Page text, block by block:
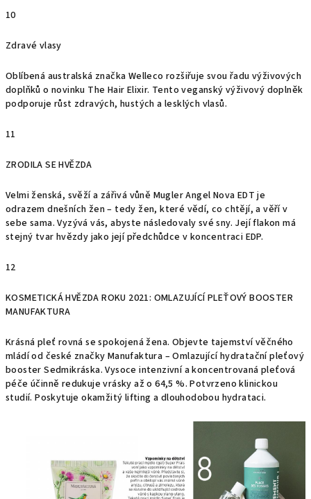
10
Zdravé vlasy
Oblíbená australská značka Welleco rozšiřuje svou řadu výživových
doplňků o novinku The Hair Elixir. Tento veganský výživový doplněk
podporuje růst zdravých, hustých a lesklých vlasů.
11
ZRODILA SE HVĚZDA
Velmi ženská, svěží a zářivá vůně Mugler Angel Nova EDT je
odrazem dnešních žen – tedy žen, které vědí, co chtějí, a věří v
sebe sama. Vyzývá vás, abyste následovaly své sny. Její flakon má
stejný tvar hvězdy jako její předchůdce v koncentraci EDP.
12
KOSMETICKÁ HVĚZDA ROKU 2021: OMLAZUJÍCÍ PLEŤOVÝ BOOSTER
MANUFAKTURA
Krásná pleť rovná se spokojená žena. Objevte tajemství věčného
mládí od české značky Manufaktura – Omlazující hydratační pleťový
booster Sedmikráska. Vysoce intenzivní a koncentrovaná pleťová
péče účinně redukuje vrásky až o 64,5 %. Potvrzeno klinickou
studií. Poskytuje okamžitý lifting a dlouhodobou hydrataci.